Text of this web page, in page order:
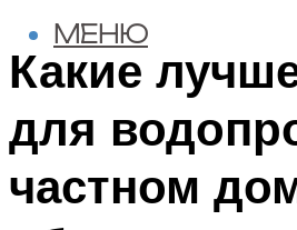
МЕНЮ
Какие
для
частном